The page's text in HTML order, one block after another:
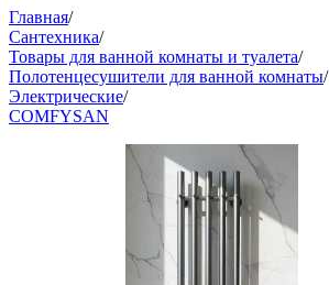
Главная/
Сантехника/
Товары для ванной комнаты и туалета/
Полотенцесушители для ванной комнаты/
Электрические/
COMFYSAN